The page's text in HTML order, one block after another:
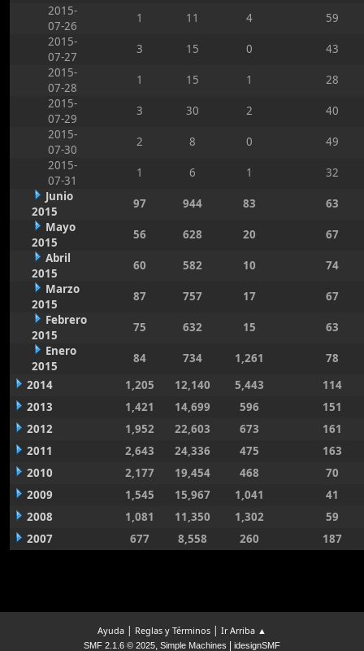
2015-
07-26
1 11 4
59
2015-
07-27
3 15 0
43
2015-
07-28
1 15 1
28
2015-
07-29
3 30 2
40
2015-
07-30
2 8 0
49
2015-
07-31
1 6 1
32
Junio
2015
97 944 83
63
Mayo
2015
56 628 20
67
Abril
2015
60 582 10
74
Marzo
2015
87 757 17
67
Febrero
2015
75 632 15
63
Enero
2015
84 734 1,261
78
2014
1,205 12,140 5,443
114
2013
1,421 14,699 596
151
2012
1,952 22,603 673
161
2011
2,643 24,336 475
163
2010
2,177 19,454 468
70
2009
1,545 15,967 1,041
41
2008
1,081 11,350 1,302
59
2007
677 8,558 260 187
Ayuda | Reglas y Términos | Ir Arriba ▲
SMF 2.1.6 © 2025, Simple Machines idesignSMF